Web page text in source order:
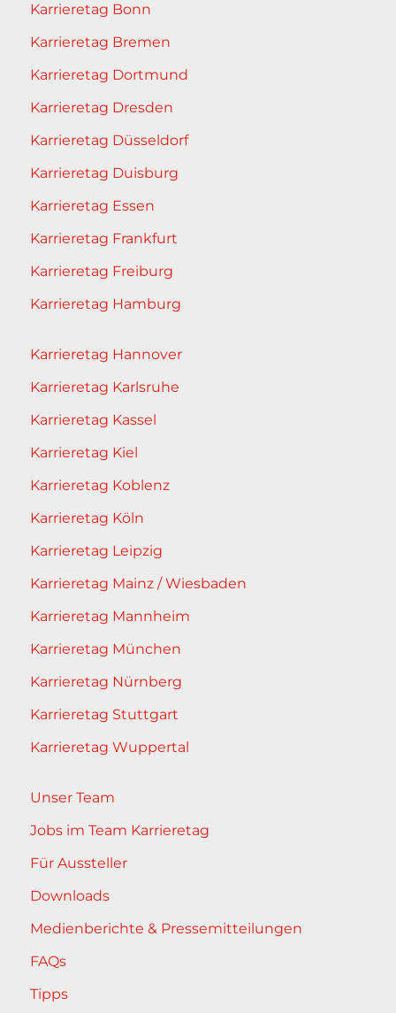
Karrieretag Bonn
Karrieretag Bremen
Karrieretag Dortmund
Karrieretag Dresden
Karrieretag Düsseldorf
Karrieretag Duisburg
Karrieretag Essen
Karrieretag Frankfurt
Karrieretag Freiburg
Karrieretag Hamburg
Karrieretag Hannover
Karrieretag Karlsruhe
Karrieretag Kassel
Karrieretag Kiel
Karrieretag Koblenz
Karrieretag Köln
Karrieretag Leipzig
Karrieretag Mainz / Wiesbaden
Karrieretag Mannheim
Karrieretag München
Karrieretag Nürnberg
Karrieretag Stuttgart
Karrieretag Wuppertal
Unser Team
Jobs im Team Karrieretag
Für Aussteller
Downloads
Medienberichte & Pressemitteilungen
FAQs
Tipps